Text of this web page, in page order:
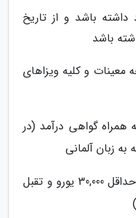
صفحه آزاد داشته باشد و از تاریخ
و کلیه ویزاهای
همراه گواهی درآمد (در
زبان آلمانی
6. بیمه نامه مسافرتی (با پوشش حداقل 30,000 یورو و تقبل